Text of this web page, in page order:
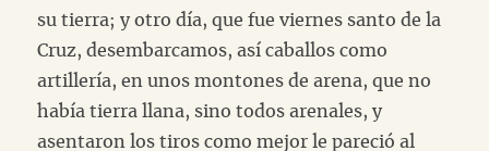
su tierra; y otro día, que fue viernes santo de la
Cruz, desembarcamos, así caballos como
artillería, en unos montones de arena, que no
había tierra llana, sino todos arenales, y
asentaron los tiros como mejor le pareció al